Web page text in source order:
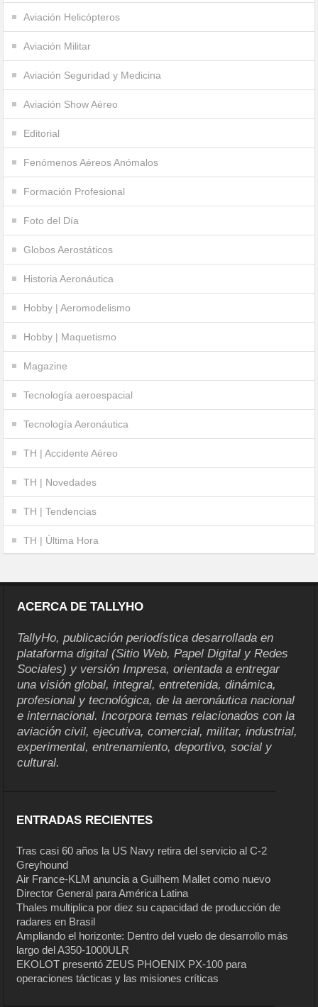
Aviación Helicópteros
Aviación Militar
Aviación Seguridad y Medicina
Aviación Show Aéreo
Editorial
Fenómenos Aéreos Anómalos
Formación Profesional
Foto del Día
Globos Aerostáticos
Historia Aeronáutica
Hobby | Aeromodelismo
Hobby | Maquetismo
Magazine
Tecnología aeroespacial
Tecnología Aeronáutica
TH | Accidente Aéreo
TH | Novedades
TH | Tendencias
TH | Última Hora
ACERCA DE TALLYHO
TallyHo, publicación periodística desarrollada en
plataforma digital (Sitio Web, Papel Digital y Redes
Sociales) y versión Impresa, orientada a entregar
una visión global, integral, entretenida, dinámica,
profesional y tecnológica, de la aeronáutica nacional
e internacional. Incorpora temas relacionados con la
aviación civil, ejecutiva, comercial, militar, industrial,
experimental, entrenamiento, deportivo, social y
cultural.
ENTRADAS RECIENTES
Tras casi 60 años la US Navy retira del servicio al C-2
Greyhound
Air France-KLM anuncia a Guilhem Mallet como nuevo
Director General para América Latina
Thales multiplica por diez su capacidad de producción de
radares en Brasil
Ampliando el horizonte: Dentro del vuelo de desarrollo más
largo del A350-1000ULR
EKOLOT presentó ZEUS PHOENIX PX-100 para
operaciones tácticas y las misiones críticas